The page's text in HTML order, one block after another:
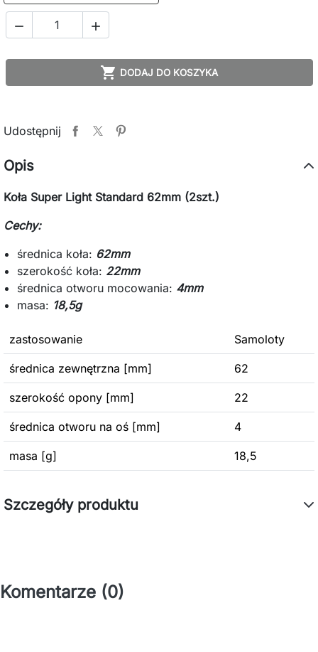
 
 DODAJ DO KOSZYKA
Udostępnij
Opis
Koła Super Light Standard 62mm (2szt.)
Cechy:
średnica koła: 62mm
szerokość koła: 22mm
średnica otworu mocowania: 4mm
masa: 18,5g
zastosowanie Samoloty
średnica zewnętrzna [mm] 62
szerokość opony [mm] 22
średnica otworu na oś [mm] 4
masa [g] 18,5
Szczegóły produktu
Komentarze (0)